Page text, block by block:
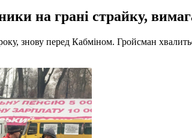
на грані страйку,
знову перед Кабміном. Гройсман